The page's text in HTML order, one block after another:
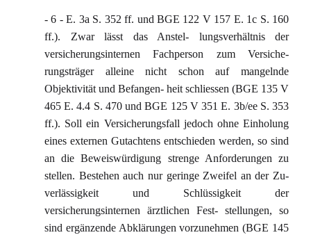
- 6 - E. 3a S. 352 ff. und BGE 122 V 157 E. 1c S. 160
ff.). Zwar lässt das Anstel- lungsverhältnis der
versicherungsinternen Fachperson zum Versiche-
rungsträger alleine nicht schon auf mangelnde
Objektivität und Befangen- heit schliessen (BGE 135 V
465 E. 4.4 S. 470 und BGE 125 V 351 E. 3b/ee S. 353
ff.). Soll ein Versicherungsfall jedoch ohne Einholung
eines externen Gutachtens entschieden werden, so sind
an die Beweiswürdigung strenge Anforderungen zu
stellen. Bestehen auch nur geringe Zweifel an der Zu-
verlässigkeit und Schlüssigkeit der
versicherungsinternen ärztlichen Fest- stellungen, so
sind ergänzende Abklärungen vorzunehmen (BGE 145